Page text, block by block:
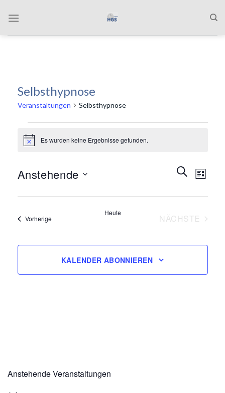
Inhalt
Selbsthypnose
Veranstaltungen Selbsthypnose
HinweisEs wurden keine Ergebnisse gefunden.
Suche
und
Navigation
SUCHE
LISTE
Anstehende
VorherigeVeranstaltungen
Heute
NÄCHSTE
KALENDER ABONNIEREN
Anstehende Veranstaltungen